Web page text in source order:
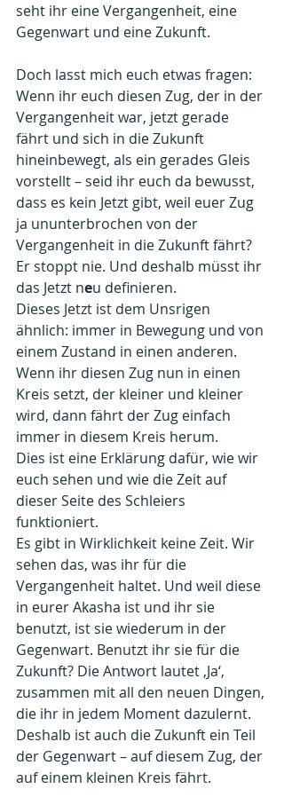
seht ihr eine Vergangenheit, eine
Gegenwart und eine Zukunft.
Doch lasst mich euch etwas fragen:
Wenn ihr euch diesen Zug, der in der
Vergangenheit war, jetzt gerade
fährt und sich in die Zukunft
hineinbewegt, als ein gerades Gleis
vorstellt – seid ihr euch da bewusst,
dass es kein Jetzt gibt, weil euer Zug
ja ununterbrochen von der
Vergangenheit in die Zukunft fährt?
Er stoppt nie. Und deshalb müsst ihr
das Jetzt neu definieren.
Dieses Jetzt ist dem Unsrigen
ähnlich: immer in Bewegung und von
einem Zustand in einen anderen.
Wenn ihr diesen Zug nun in einen
Kreis setzt, der kleiner und kleiner
wird, dann fährt der Zug einfach
immer in diesem Kreis herum.
Dies ist eine Erklärung dafür, wie wir
euch sehen und wie die Zeit auf
dieser Seite des Schleiers
funktioniert.
Es gibt in Wirklichkeit keine Zeit. Wir
sehen das, was ihr für die
Vergangenheit haltet. Und weil diese
in eurer Akasha ist und ihr sie
benutzt, ist sie wiederum in der
Gegenwart. Benutzt ihr sie für die
Zukunft? Die Antwort lautet ‚Ja‘,
zusammen mit all den neuen Dingen,
die ihr in jedem Moment dazulernt.
Deshalb ist auch die Zukunft ein Teil
der Gegenwart – auf diesem Zug, der
auf einem kleinen Kreis fährt.